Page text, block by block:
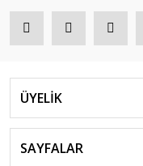
ÜYELİK
SAYFALAR